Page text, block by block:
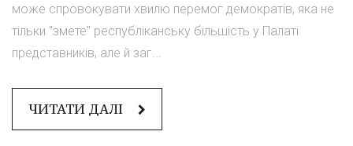
може спровокувати хвилю перемог демократів, яка не
тільки "змете" республіканську більшість у Палаті
представників, але й заг...
ЧИТАТИ ДАЛІ